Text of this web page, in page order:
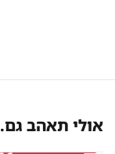
אולי תאהב גם..